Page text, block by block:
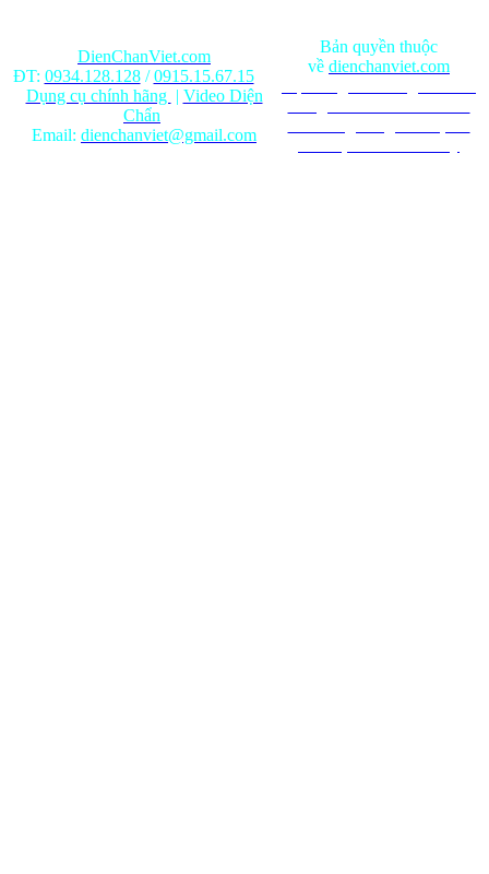
DienChanViet.com
ĐT: 0934.128.128/0915.15.67.15
Dụng cụ chính hãng | Video Diện
Chẩn
Email: dienchanviet@gmail.com
Bản quyền thuộc
về dienchanviet.com